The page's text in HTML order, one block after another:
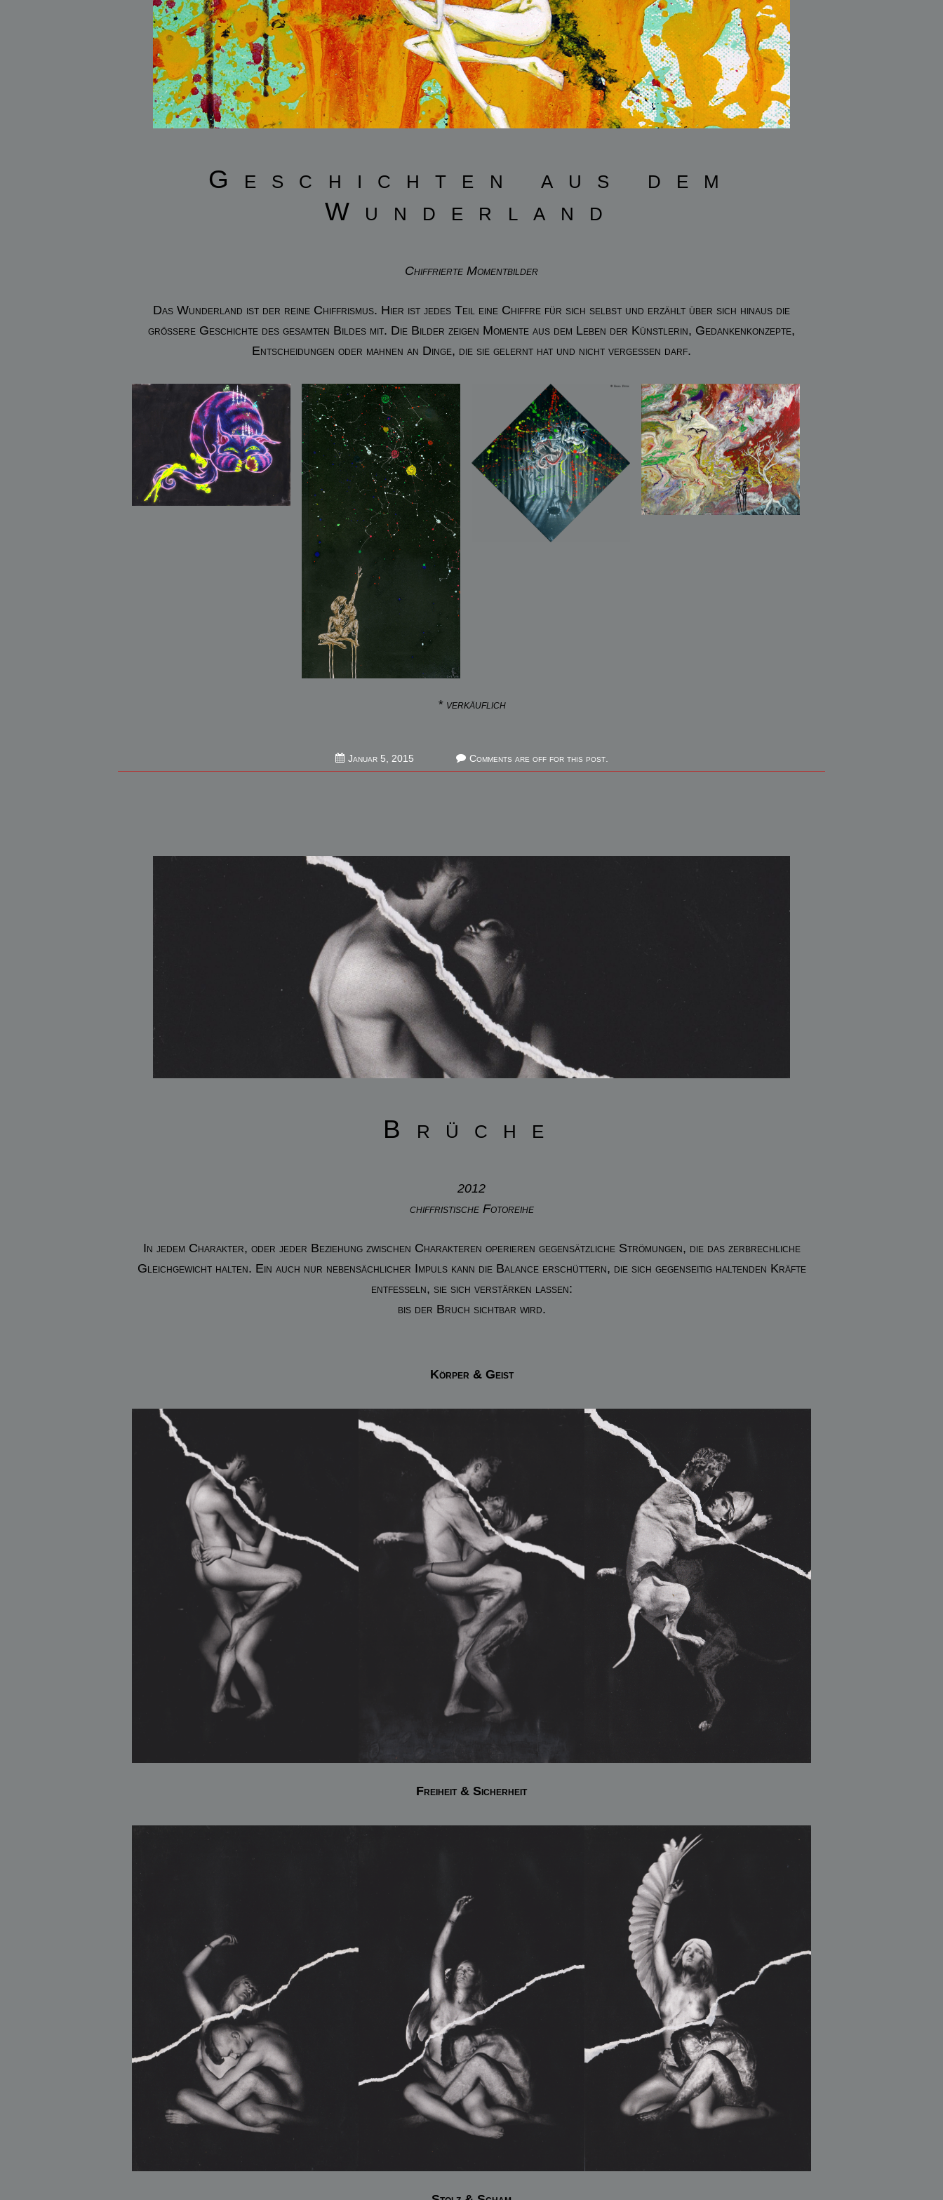
Geschichten aus dem
Wunderland
Chiffrierte Momentbilder
Das Wunderland ist der reine Chiffrismus. Hier ist jedes Teil eine Chiffre für sich selbst und erzählt über sich hinaus die
größere Geschichte des gesamten Bildes mit. Die Bilder zeigen Momente aus dem Leben der Künstlerin, Gedankenkonzepte,
Entscheidungen oder mahnen an Dinge, die sie gelernt hat und nicht vergessen darf.
* verkäuflich
Januar 5, 2015Februar
27,
Comments are off for this post.
Brüche
2012
chiffristische Fotoreihe
In jedem Charakter, oder jeder Beziehung zwischen Charakteren operieren gegensätzliche Strömungen, die das zerbrechliche
Gleichgewicht halten. Ein auch nur nebensächlicher Impuls kann die Balance erschüttern, die sich gegenseitig haltenden Kräfte
entfesseln, sie sich verstärken lassen:
bis der Bruch sichtbar wird.
Körper & Geist
Freiheit & Sicherheit